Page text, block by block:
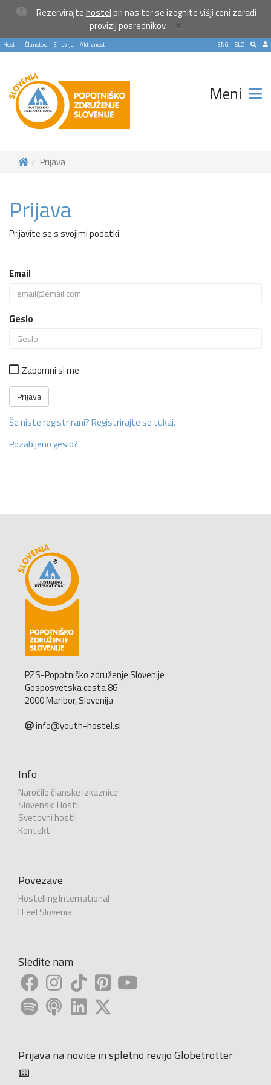
Rezervirajtehostelpri nas ter se izognite višji ceni zaradi
provizij posrednikov.
×
Hostli Članstvo E-revija Aktivnosti SLO
ENG
Meni
Prijava
Prijava
Prijavite se s svojimi podatki.
Email
Geslo
Zapomni si me
Še niste registrirani? Registrirajte se tukaj.
Pozabljeno geslo?
PZS-Popotniško združenje Slovenije
Gosposvetska cesta 86
2000 Maribor, Slovenija
info@youth-hostel.si
Info
Naročilo članske izkaznice
Slovenski Hostli
Svetovni hostli
Kontakt
Povezave
Hostelling International
I Feel Slovenia
Sledite nam
Prijava na novice in spletno revijo Globetrotter